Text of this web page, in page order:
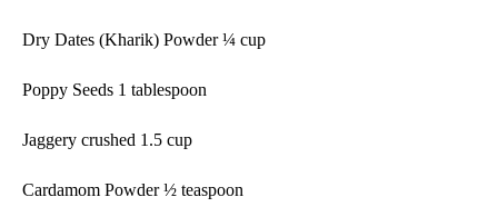
Dry Dates (Kharik) Powder ¼ cup
Poppy Seeds 1 tablespoon
Jaggery crushed 1.5 cup
Cardamom Powder ½ teaspoon